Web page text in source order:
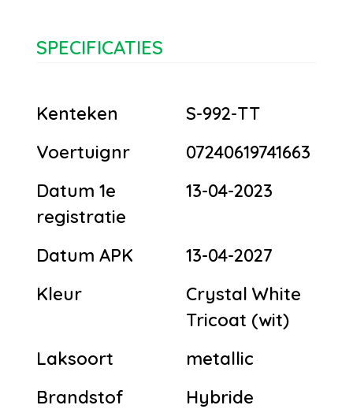
SPECIFICATIES
Kenteken
S-992-TT
Voertuignr
07240619741663
Datum 1e
registratie
13-04-2023
Datum APK
13-04-2027
Kleur
Crystal White
Tricoat (wit)
Laksoort
metallic
Brandstof
Hybride